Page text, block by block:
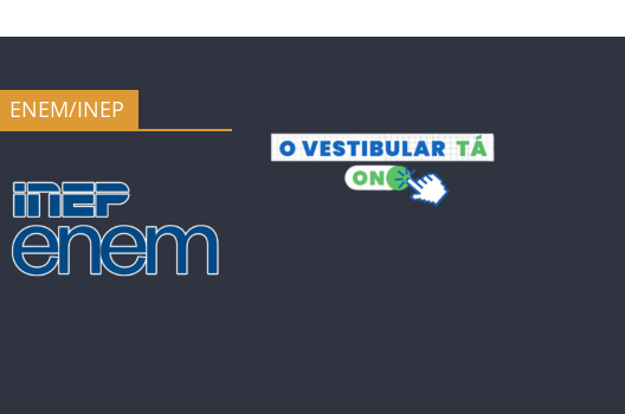
ENEM/INEP